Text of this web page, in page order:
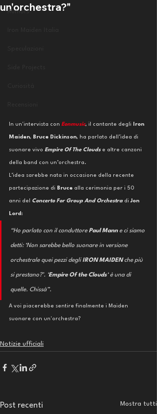
Rumors
un'orchestra?"
In un'intervista con Eonmusic, il cantante degli Iron
Maiden, Bruce Dickinson, ha parlato dell’idea di
suonare vivo Empire Of The Clouds e altre canzoni
della band con un’orchestra.
L’idea sarebbe nata in occasione della recente
partecipazione di Bruce alla cerimonia per i 50
anni del Concerto For Group And Orchestra di Jon
Lord :
“Ho parlato con il conduttore Paul Mann e ci siamo
detti: ‘Non sarebbe bello suonare in versione
orchestrale quei pezzi degli IRON MAIDEN che più
si prestano?’. ‘Empire Of the Clouds‘ è una di
quelle. Chissà”.
A voi piacerebbe sentire finalmente i Maiden
suonare con un'orchestra?
Notizie ufficiali
Post recenti Mostra tutti